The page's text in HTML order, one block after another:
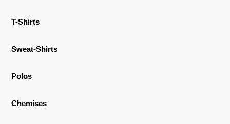
T-Shirts
Sweat-Shirts
Polos
Chemises